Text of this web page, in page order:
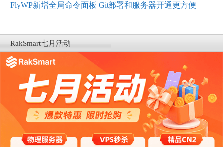
FlyWP新增全局命令面板 Git部署和服务器开通更方便
RakSmart七月活动